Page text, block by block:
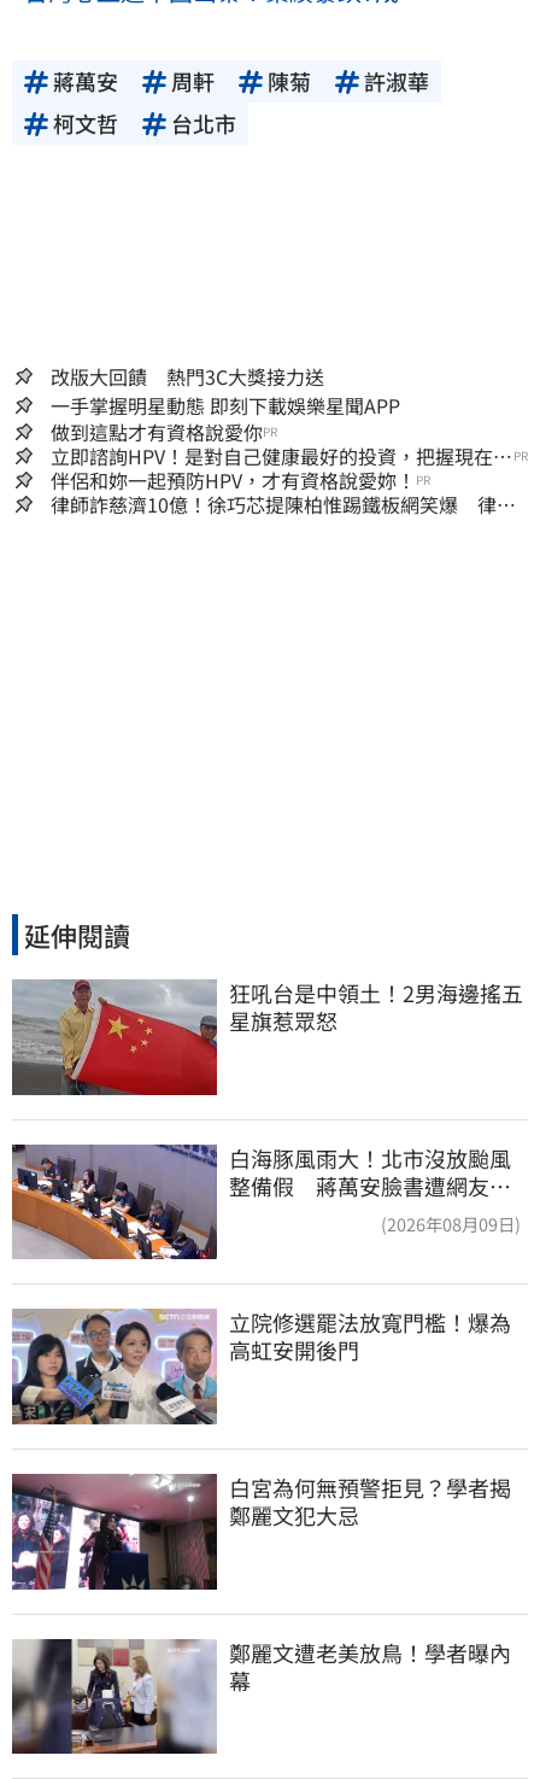
蔣萬安 周軒 陳菊
許淑華
柯文哲
台北市
改版大回饋 熱門3C大獎接力送
一手掌握明星動態 即刻下載娛樂星聞APP
做到這點才有資格說愛你PR
立即諮詢HPV！是對自己健康最好的投資，把握現在不
嫌晚！
PR
伴侶和妳一起預防HPV，才有資格說愛妳！ PR
律師詐慈濟10億！徐巧芯提陳柏惟踢鐵板網笑爆 律師
延伸閱讀
狂吼台是中領土！2男海邊搖五
星旗惹眾怒
白海豚風雨大！北市沒放颱風
整備假 蔣萬安臉書遭網友灌
(2026年08月09日)
立院修選罷法放寬門檻！爆為
高虹安開後門
白宮為何無預警拒見？學者揭
鄭麗文犯大忌
鄭麗文遭老美放鳥！學者曝內
幕